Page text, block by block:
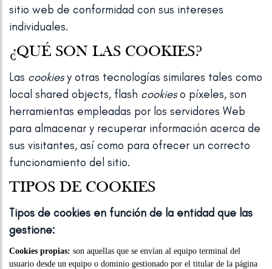
sitio web de conformidad con sus intereses
individuales.
¿QUÉ SON LAS COOKIES?
Las cookiesy otras tecnologías similares tales como
local shared objects, flash cookieso píxeles, son
herramientas empleadas por los servidores Web
para almacenar y recuperar información acerca de
sus visitantes, así como para ofrecer un correcto
funcionamiento del sitio.
TIPOS DE COOKIES
Tipos de cookies en función de la entidad que las
gestione:
Cookies propias: son aquellas que se envían al equipo terminal del
usuario desde un equipo o dominio gestionado por el titular de la página